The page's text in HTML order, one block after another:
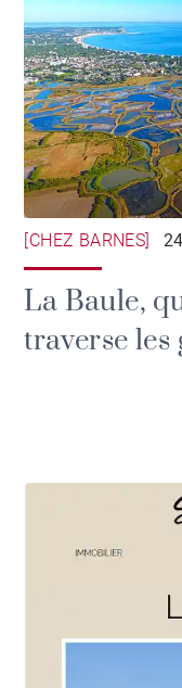
[CHEZ BARNES]
La Baule,
traverse les